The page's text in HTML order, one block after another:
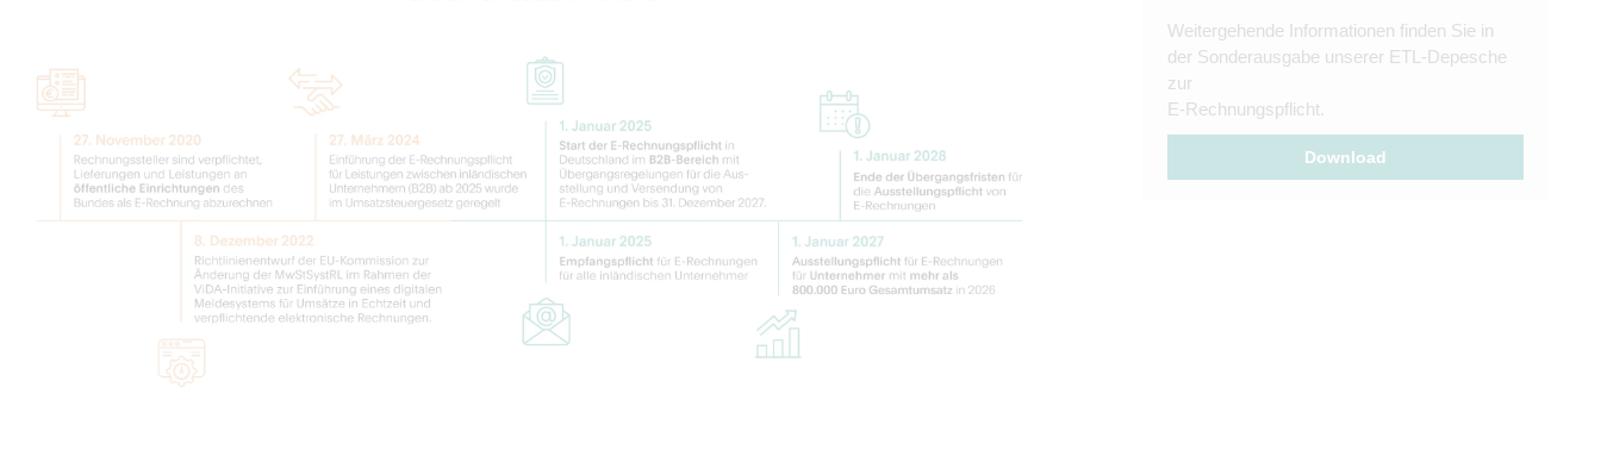
Weitergehende Informationen finden Sie in
der Sonderausgabe unserer ETL-Depesche
zur
E-Rechnungspflicht.
Download